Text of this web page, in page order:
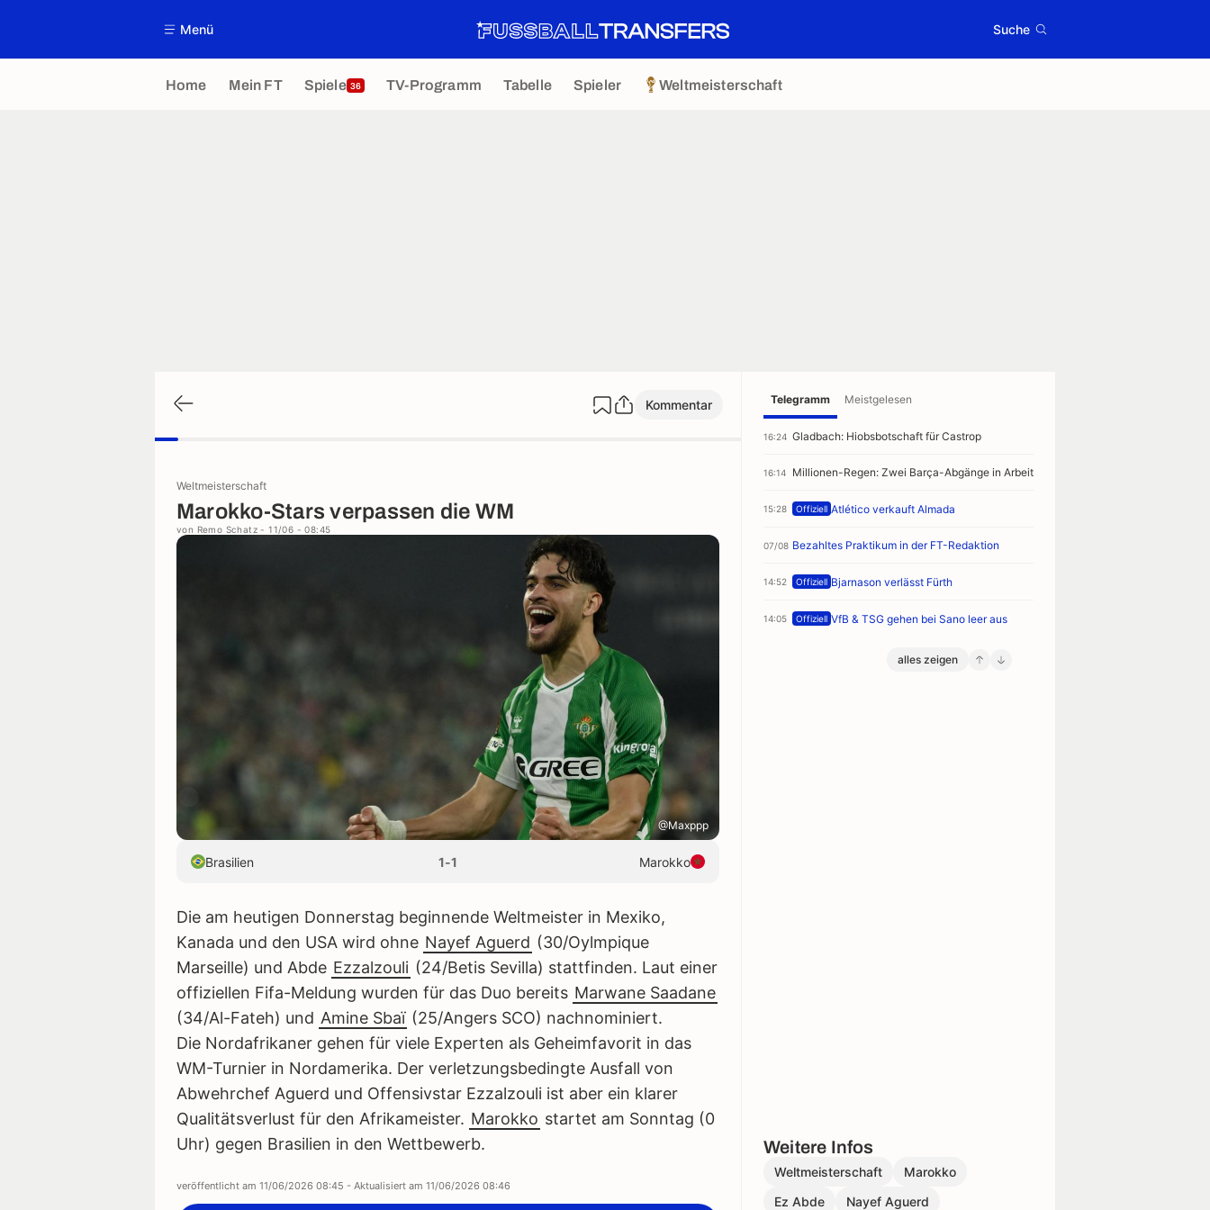
Menü Suche
Home Mein FT Spiele 36 TV-Programm Tabelle Spieler Weltmeisterschaft
Kommentar
Weltmeisterschaft
Marokko-Stars verpassen die WM
von Remo Schatz - 11/06 - 08:45
@Maxppp
Brasilien 1-1 Marokko
Die am heutigen Donnerstag beginnende Weltmeister in Mexiko,
Kanada und den USA wird ohne Nayef Aguerd (30/Oylmpique
Marseille) und Abde Ezzalzouli (24/Betis Sevilla) stattfinden. Laut einer
offiziellen Fifa-Meldung wurden für das Duo bereits Marwane Saadane
(34/Al-Fateh) und Amine Sbaï (25/Angers SCO) nachnominiert.
Die Nordafrikaner gehen für viele Experten als Geheimfavorit in das
WM-Turnier in Nordamerika. Der verletzungsbedingte Ausfall von
Abwehrchef Aguerd und Offensivstar Ezzalzouli ist aber ein klarer
Qualitätsverlust für den Afrikameister. Marokko startet am Sonntag (0
Uhr) gegen Brasilien in den Wettbewerb.
veröffentlicht am 11/06/2026 08:45 - Aktualisiert am 11/06/2026 08:46
Telegramm Meistgelesen
16:24 Gladbach: Hiobsbotschaft für Castrop
16:14 Millionen-Regen: Zwei Barça-Abgänge in Arbeit
15:28 Offiziell Atlético verkauft Almada
07/08 Bezahltes Praktikum in der FT-Redaktion
14:52 Offiziell Bjarnason verlässt Fürth
14:05 Offiziell VfB & TSG gehen bei Sano leer aus
alles zeigen
Weitere Infos
Weltmeisterschaft
Marokko
Ez Abde
Nayef Aguerd